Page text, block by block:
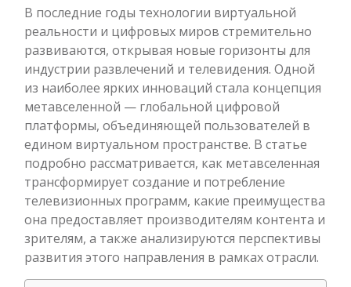
В последние годы технологии виртуальной
реальности и цифровых миров стремительно
развиваются, открывая новые горизонты для
индустрии развлечений и телевидения. Одной
из наиболее ярких инноваций стала концепция
метавселенной — глобальной цифровой
платформы, объединяющей пользователей в
едином виртуальном пространстве. В статье
подробно рассматривается, как метавселенная
трансформирует создание и потребление
телевизионных программ, какие преимущества
она предоставляет производителям контента и
зрителям, а также анализируются перспективы
развития этого направления в рамках отрасли.